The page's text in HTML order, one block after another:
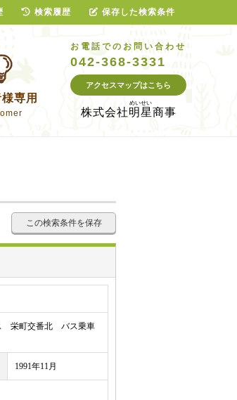
専用
お電話でのお問い合わせ
042-368-3331
アクセスマップはこちら
株式会社明星商事
この検索条件を保存
栄町交番北 バス乗車
1991年11月
検索履歴 保存した検索条件